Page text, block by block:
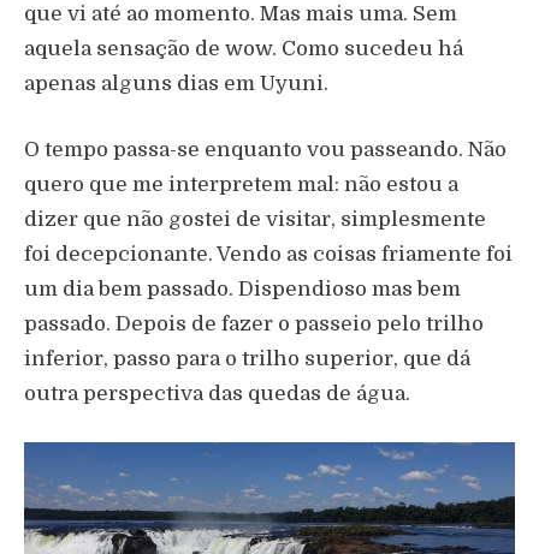
que vi até ao momento. Mas mais uma. Sem
aquela sensação de wow. Como sucedeu há
apenas alguns dias em Uyuni.
O tempo passa-se enquanto vou passeando. Não
quero que me interpretem mal: não estou a
dizer que não gostei de visitar, simplesmente
foi decepcionante. Vendo as coisas friamente foi
um dia bem passado. Dispendioso mas bem
passado. Depois de fazer o passeio pelo trilho
inferior, passo para o trilho superior, que dá
outra perspectiva das quedas de água.